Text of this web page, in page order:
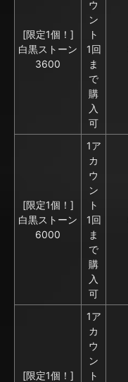
[限定1個！]
白黒ストーン
3600
ウ
ン
ト
1回
ま
で
購
入
可
[限定1個！]
白黒ストーン
6000
1ア
カ
ウ
ン
ト
1回
ま
で
購
入
可
[限定1個！]
1ア
カ
ウ
ン
ト